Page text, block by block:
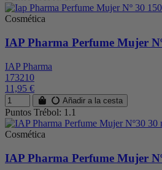
Cosmética
IAP Pharma Perfume Mujer
IAP Pharma
173210
11,95 €
Añadir a la cesta
Puntos Trébol: 1.1
Cosmética
IAP Pharma Perfume Mujer